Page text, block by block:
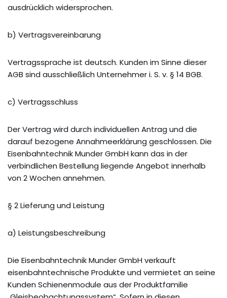
ausdrücklich widersprochen.
b) Vertragsvereinbarung
Vertragssprache ist deutsch. Kunden im Sinne dieser
AGB sind ausschließlich Unternehmer i. S. v. § 14 BGB.
c) Vertragsschluss
Der Vertrag wird durch individuellen Antrag und die
darauf bezogene Annahmeerklärung geschlossen. Die
Eisenbahntechnik Munder GmbH kann das in der
verbindlichen Bestellung liegende Angebot innerhalb
von 2 Wochen annehmen.
§ 2 Lieferung und Leistung
a) Leistungsbeschreibung
Die Eisenbahntechnik Munder GmbH verkauft
eisenbahntechnische Produkte und vermietet an seine
Kunden Schienenmodule aus der Produktfamilie